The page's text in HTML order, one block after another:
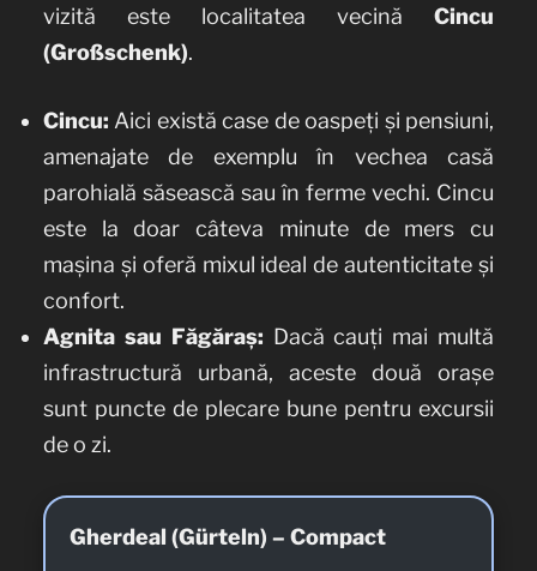
vizită este localitatea vecină Cincu
(Großschenk).
Cincu: Aici există case de oaspeți și pensiuni,
amenajate de exemplu în vechea casă
parohială săsească sau în ferme vechi. Cincu
este la doar câteva minute de mers cu
mașina și oferă mixul ideal de autenticitate și
confort.
Agnita sau Făgăraș: Dacă cauți mai multă
infrastructură urbană, aceste două orașe
sunt puncte de plecare bune pentru excursii
de o zi.
Gherdeal (Gürteln) – Compact